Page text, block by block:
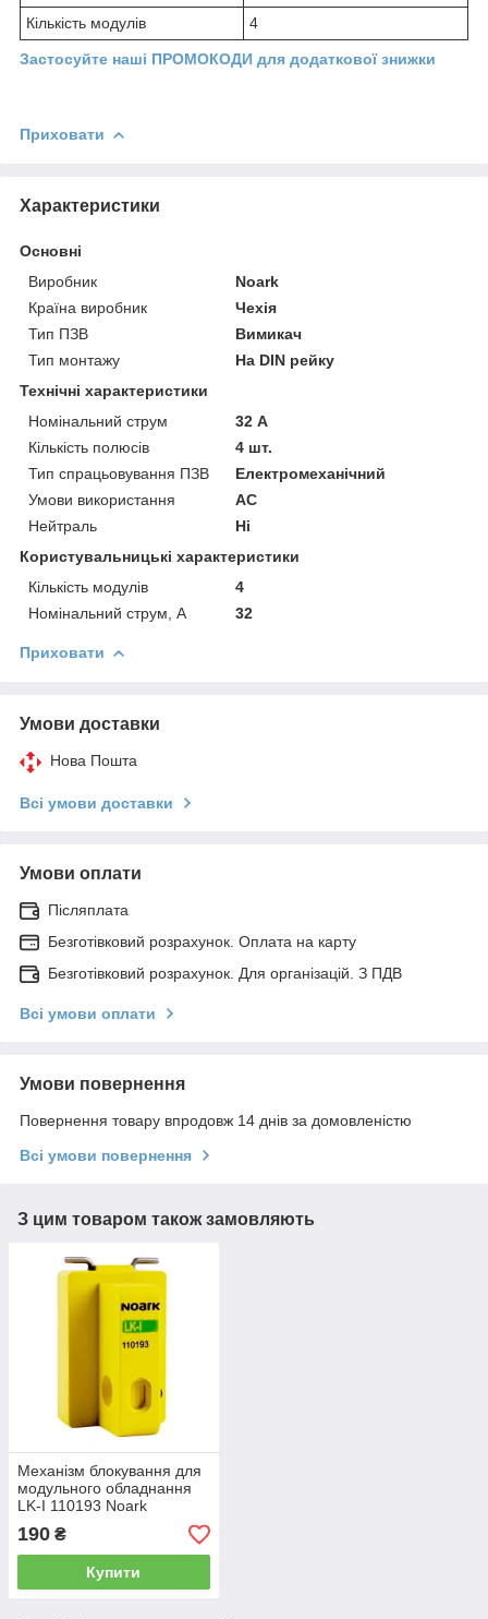
Кількість модулів 4
Застосуйте наші ПРОМОКОДИ для додаткової знижки
Приховати
Характеристики
Основні
Виробник
Noark
Країна виробник
Чехія
Тип ПЗВ
Вимикач
Тип монтажу
На DIN рейку
Технічні характеристики
Номінальний струм
32 А
Кількість полюсів
4 шт.
Тип спрацьовування ПЗВ
Електромеханічний
Умови використання
АС
Нейтраль
Ні
Користувальницькі характеристики
Кількість модулів
4
Номінальний струм, А
32
Приховати
Умови доставки
Нова Пошта
Всі умови доставки
Умови оплати
Післяплата
Безготівковий розрахунок. Оплата на карту
Безготівковий розрахунок. Для організацій. З ПДВ
Всі умови оплати
Умови повернення
Повернення товару впродовж 14 днів за домовленістю
Всі умови повернення
З цим товаром також замовляють
Механізм блокування для
модульного обладнання
LK-I 110193 Noark
190 ₴
Купити